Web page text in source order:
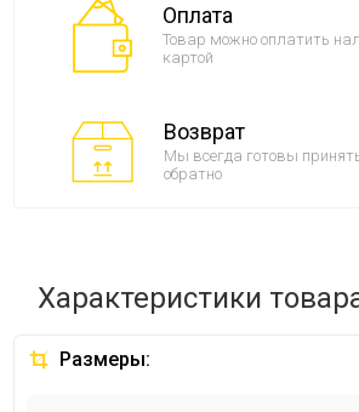
Оплата
Товар можно оплатить
картой
Возврат
Мы всегда готовы
обратно
Характеристики
Размеры: